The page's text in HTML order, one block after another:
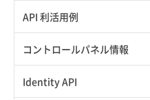
APIのご利用について
API 利活用例
APIでAPIサブユーザーを作成する
APIでVPSにISOイメージを挿入する
コントロールパネル情報
APIユーザーを作成する
Identity API